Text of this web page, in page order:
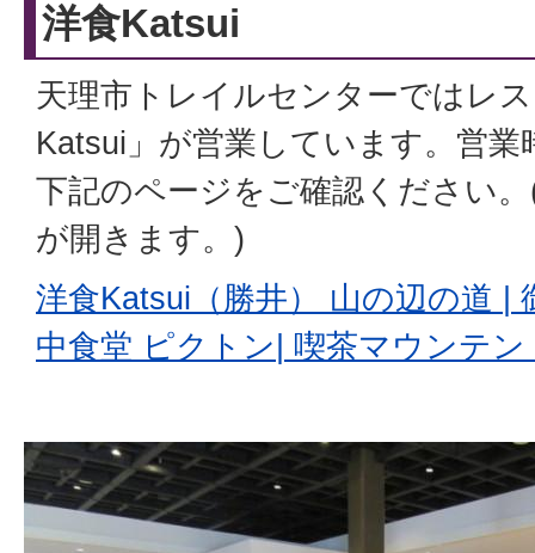
洋食Katsui
天理市トレイルセンターではレ
Katsui」が営業しています。営
下記のページをご確認ください
が開きます。)
洋食Katsui（勝井） 山の辺の道 |
中食堂 ピクトン| 喫茶マウンテ